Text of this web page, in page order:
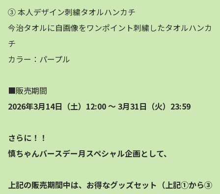
③ 本人デザイン刺繍タオルハンカチ
今治タオルに自画像をワンポイント刺繍したタオルハンカ
チ
カラー：パープル
■販売期間
2026年3月14日（土）12:00 ～ 3月31日（火）23:59
さらに！！
慎ちゃんバースデー月スペシャル企画として、
上記の販売期間中は、お得なグッズセット（上記①から③